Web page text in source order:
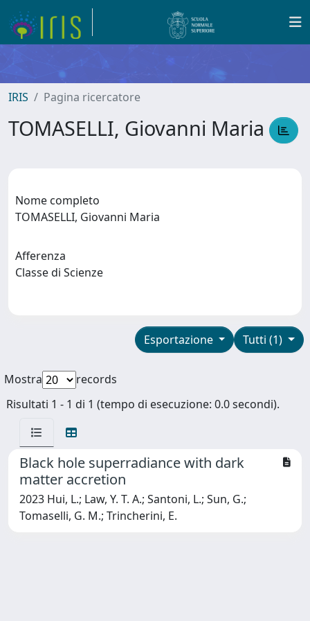
IRIS Pagina ricercatore
TOMASELLI, Giovanni Maria
Nome completo
TOMASELLI, Giovanni Maria
Afferenza
Classe di Scienze
Tutti (1)
Esportazione
Mostra
records
Risultati 1 - 1 di 1 (tempo di esecuzione: 0.0 secondi).
Black hole superradiance with dark
matter accretion
2023 Hui, L.; Law, Y. T. A.; Santoni, L.; Sun, G.;
Tomaselli, G. M.; Trincherini, E.